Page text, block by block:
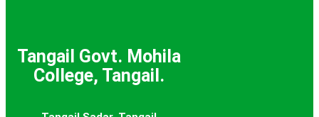
Tangail Govt. Mohila
College, Tangail.